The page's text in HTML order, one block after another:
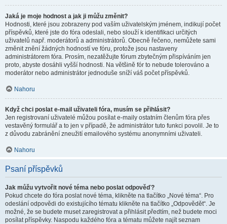
Jaká je moje hodnost a jak ji můžu změnit?
Hodnosti, které jsou zobrazeny pod vaším uživatelským jménem, indikují počet
příspěvků, které jste do fóra odeslali, nebo slouží k identifikaci určitých
uživatelů např. moderátorů a administrátorů. Obecně řečeno, nemůžete sami
změnit znění žádných hodností ve fóru, protože jsou nastaveny
administrátorem fóra. Prosím, nezatěžujte fórum zbytečným přispíváním jen
proto, abyste dosáhli vyšší hodnosti. Na většině fór to nebude tolerováno a
moderátor nebo administrátor jednoduše sníží váš počet příspěvků.
Nahoru
Když chci poslat e-mail uživateli fóra, musím se přihlásit?
Jen registrovaní uživatelé můžou posílat e-maily ostatním členům fóra přes
vestavěný formulář a to jen v případě, že administrátor tuto funkci povolil. Je to
z důvodu zabránění zneužití emailového systému anonymními uživateli.
Nahoru
Psaní příspěvků
Jak můžu vytvořit nové téma nebo poslat odpověď?
Pokud chcete do fóra poslat nové téma, klikněte na tlačítko „Nové téma“. Pro
odeslání odpovědi do existujícího tématu klikněte na tlačítko „Odpovědět“. Je
možné, že se budete muset zaregistrovat a přihlásit předtím, než budete moci
posílat příspěvky. Naspodu každého fóra a tématu můžete najít seznam